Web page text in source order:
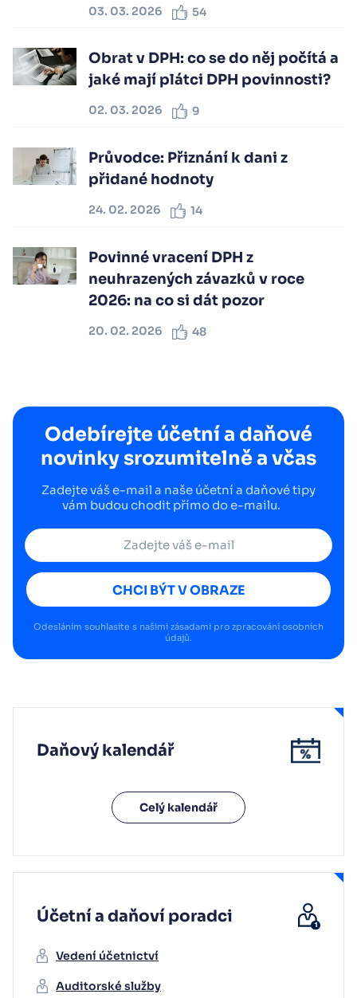
03. 03. 2026 54
Obrat v DPH: co se do něj počítá a
jaké mají plátci DPH povinnosti?
02. 03. 2026 9
Průvodce: Přiznání k dani z
přidané hodnoty
24. 02. 2026 14
Povinné vracení DPH z
neuhrazených závazků v roce
2026: na co si dát pozor
20. 02. 2026 48
Odebírejte účetní a daňové
novinky srozumitelně a včas
Zadejte váš e-mail a naše účetní a daňové tipy
vám budou chodit přímo do e-mailu.
CHCI BÝT V OBRAZE
Odesláním souhlasíte s našimi zásadami pro zpracování osobních
údajů.
Daňový kalendář
Celý kalendář
Účetní a daňoví poradci
Vedení účetnictví
Auditorské služby